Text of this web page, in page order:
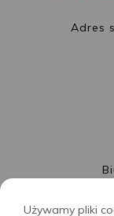
Adres
Używamy pliki